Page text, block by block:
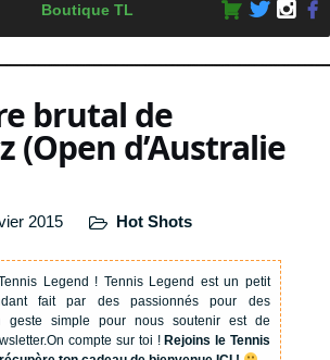
Boutique TL
brutal de
(Open d’Australie
2015 Hot Shots
Legend ! Tennis Legend est un petit
fait par des passionnés pour des
geste simple pour nous soutenir est de
On compte sur toi !Rejoins le Tennis